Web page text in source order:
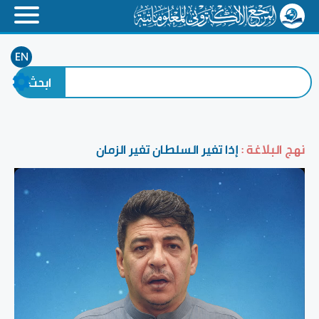
EN
نهج البلاغة :إذا تغير السلطان تغير الزمان